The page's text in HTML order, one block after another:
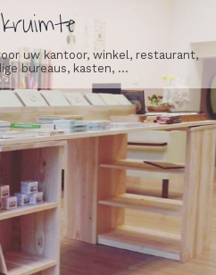
uw kantoor, winkel, restaurant,
bureaus, kasten, ...